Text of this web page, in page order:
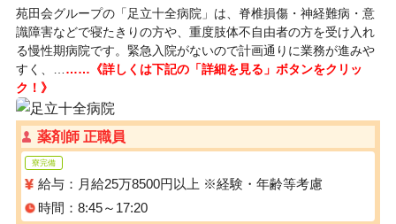
苑田会グループの「足立十全病院」は、脊椎損傷・神経難病・意
識障害などで寝たきりの方や、重度肢体不自由者の方を受け入れ
る慢性期病院です。緊急入院がないので計画通りに業務が進みや
すく、… ……《詳しくは下記の「詳細を見る」ボタンをクリッ
ク！》
薬剤師 正職員
寮完備
給与：月給25万8500円以上 ※経験・年齢等考慮
時間：8:45～17:20